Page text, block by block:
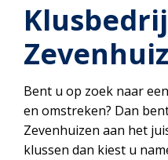
Bent u op zoek naar
en omstreken? Dan
Zevenhuizen aan het
klussen dan kiest u